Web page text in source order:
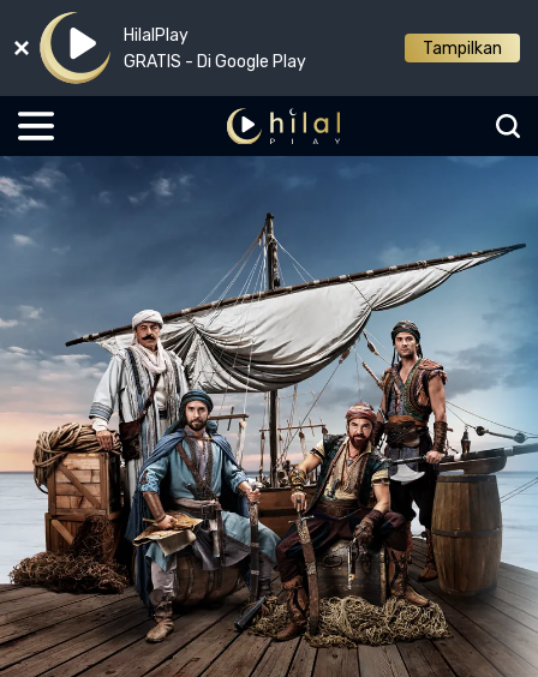
HilalPlay
GRATIS - Di Google Play
Tampilkan